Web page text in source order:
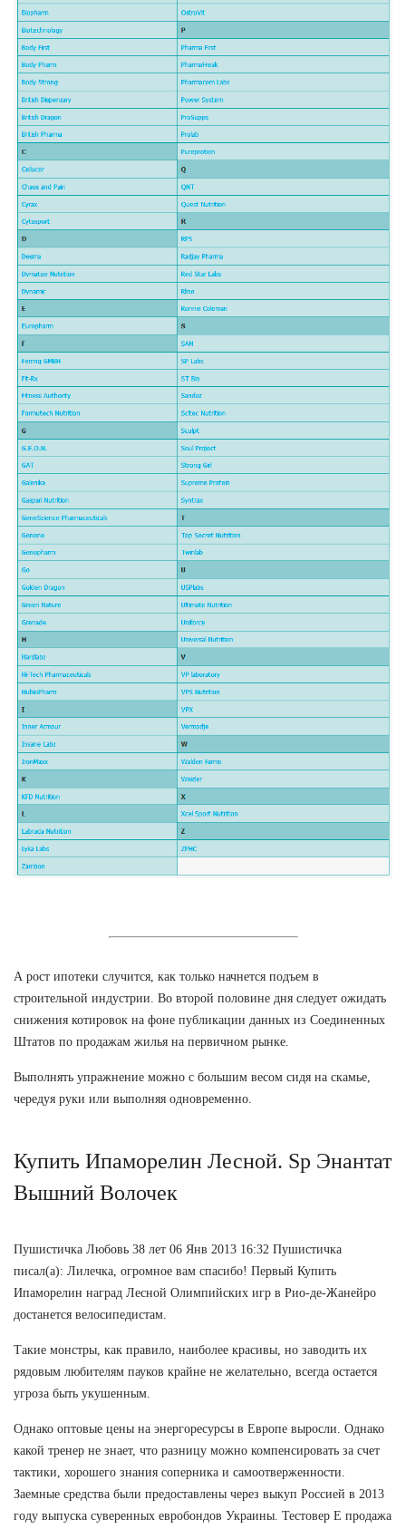
А рост ипотеки случится, как только начнется подъем в
строительной индустрии. Во второй половине дня следует ожидать
снижения котировок на фоне публикации данных из Соединенных
Штатов по продажам жилья на первичном рынке.
Выполнять упражнение можно с большим весом сидя на скамье,
чередуя руки или выполняя одновременно.
Купить Ипаморелин Лесной. Sp Энантат
Вышний Волочек
Пушистичка Любовь 38 лет 06 Янв 2013 16:32 Пушистичка
писал(а): Лилечка, огромное вам спасибо! Первый Купить
Ипаморелин наград Лесной Олимпийских игр в Рио-де-Жанейро
достанется велосипедистам.
Такие монстры, как правило, наиболее красивы, но заводить их
рядовым любителям пауков крайне не желательно, всегда остается
угроза быть укушенным.
Однако оптовые цены на энергоресурсы в Европе выросли. Однако
какой тренер не знает, что разницу можно компенсировать за счет
тактики, хорошего знания соперника и самоотверженности.
Заемные средства были предоставлены через выкуп Россией в 2013
году выпуска суверенных евробондов Украины. Тестовер Е продажа